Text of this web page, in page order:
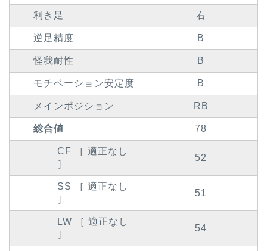
利き足 右
逆足精度 B
怪我耐性 B
モチベーション安定度 B
メインポジション RB
総合値 78
CF ［ 適正なし
］
52
SS ［ 適正なし
］
51
LW ［ 適正なし
］
54